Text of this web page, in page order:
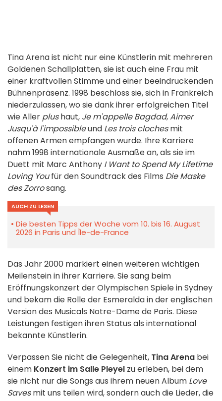
Tina Arena ist nicht nur eine Künstlerin mit mehreren
Goldenen Schallplatten, sie ist auch eine Frau mit
einer kraftvollen Stimme und einer beeindruckenden
Bühnenpräsenz. 1998 beschloss sie, sich in Frankreich
niederzulassen, wo sie dank ihrer erfolgreichen Titel
wie Aller plushaut, Je m'appelle Bagdad,Aimer
Jusqu'à l'impossibleund Les trois clochesmit
offenen Armen empfangen wurde. Ihre Karriere
nahm 1998 internationale Ausmaße an, als sie im
Duett mit Marc Anthony I Want to Spend My Lifetime
Loving Youfür den Soundtrack des Films Die Maske
des Zorrosang.
AUCH ZU LESEN
Die besten Tipps der Woche vom 10. bis 16. August
2026 in Paris und Île-de-France
Das Jahr 2000 markiert einen weiteren wichtigen
Meilenstein in ihrer Karriere. Sie sang beim
Eröffnungskonzert der Olympischen Spiele in Sydney
und bekam die Rolle der Esmeralda in der englischen
Version des Musicals Notre-Dame de Paris. Diese
Leistungen festigen ihren Status als international
bekannte Künstlerin.
Verpassen Sie nicht die Gelegenheit, Tina Arena bei
einem Konzert im Salle Pleyel zu erleben, bei dem
sie nicht nur die Songs aus ihrem neuen Album Love
Savesmit uns teilen wird, sondern auch die Lieder, die